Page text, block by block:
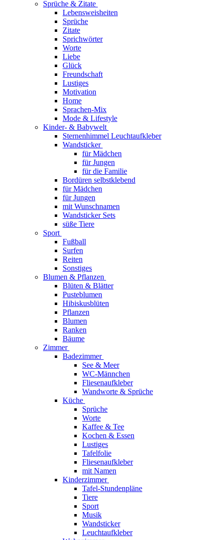
Sprüche & Zitate
Lebensweisheiten
Sprüche
Zitate
Sprichwörter
Worte
Liebe
Glück
Freundschaft
Lustiges
Motivation
Home
Sprachen-Mix
Mode & Lifestyle
Kinder- & Babywelt
Sternenhimmel Leuchtaufkleber
Wandsticker
für Mädchen
für Jungen
für die Familie
Bordüren selbstklebend
für Mädchen
für Jungen
mit Wunschnamen
Wandsticker Sets
süße Tiere
Sport
Fußball
Surfen
Reiten
Sonstiges
Blumen & Pflanzen
Blüten & Blätter
Pusteblumen
Hibiskusblüten
Pflanzen
Blumen
Ranken
Bäume
Zimmer
Badezimmer
See & Meer
WC-Männchen
Fliesenaufkleber
Wandworte & Sprüche
Küche
Sprüche
Worte
Kaffee & Tee
Kochen & Essen
Lustiges
Tafelfolie
Fliesenaufkleber
mit Namen
Kinderzimmer
Tafel-Stundenpläne
Tiere
Sport
Musik
Wandsticker
Leuchtaufkleber